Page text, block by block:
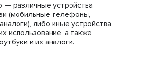
— различные устройства
(мобильные телефоны,
либо иные устройства,
использование, а также
и их аналоги.